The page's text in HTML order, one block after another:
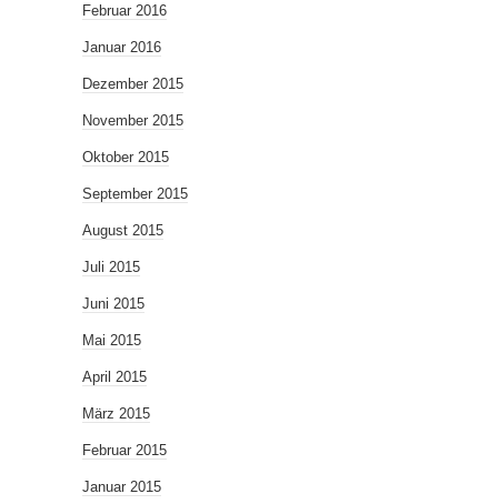
Februar 2016
Januar 2016
Dezember 2015
November 2015
Oktober 2015
September 2015
August 2015
Juli 2015
Juni 2015
Mai 2015
April 2015
März 2015
Februar 2015
Januar 2015